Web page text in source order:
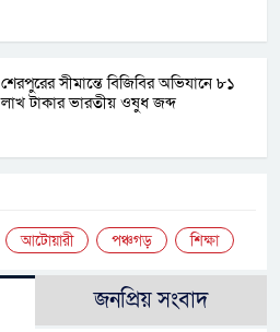
শেরপুরের সীমান্তে বিজিবির অভিযানে ৮১
লাখ টাকার ভারতীয় ওষুধ জব্দ
আটোয়ারী পঞ্চগড় শিক্ষা
জনপ্রিয় সংবাদ